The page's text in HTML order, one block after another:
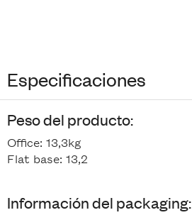
Especificaciones
Peso del producto:
Office: 13,3kg
Flat base: 13,2
Información del packaging: